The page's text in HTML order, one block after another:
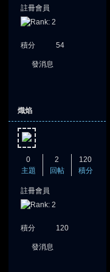
註冊會員
積分 54
發消息
熾焰
0
主題
2
回帖
120
積分
註冊會員
積分 120
發消息